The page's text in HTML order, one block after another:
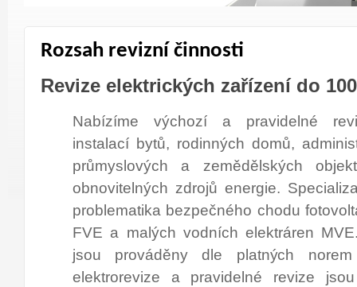
Rozsah revizní činnosti
Revize elektrických zařízení do
Nabízíme výchozí a pravidelné
instalací bytů, rodinných domů,
průmyslových a zemědělských
obnovitelných zdrojů energie.
problematika bezpečného chodu
FVE a malých vodních elektráren
jsou prováděny dle platných
elektrorevize a pravidelné revize